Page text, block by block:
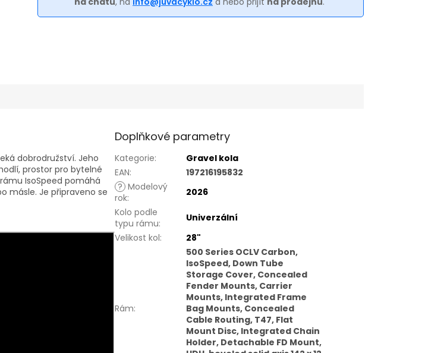
dobrodružství. Jeho
prostor pro bytelné
IsoSpeed pomáhá
másle. Je připraveno se
Doplňkové parametry
Kategorie:
Gravel kola
EAN:
197216195832
? Modelový
rok:
2026
Kolo podle
typu rámu:
Univerzální
Velikost kol: 28"
Rám:
500 Series OCLV Carbon,
IsoSpeed, Down Tube
Storage Cover, Concealed
Fender Mounts, Carrier
Mounts, Integrated Frame
Bag Mounts, Concealed
Cable Routing, T47, Flat
Mount Disc, Integrated Chain
Holder, Detachable FD Mount,